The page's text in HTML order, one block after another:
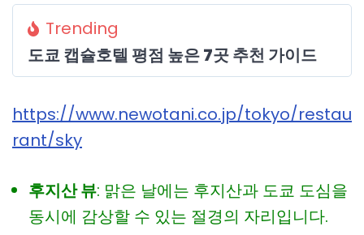
Trending
도쿄 캡슐호텔 평점 높은 7곳 추천 가이드
https://www.newotani.co.jp/tokyo/restau
rant/sky
후지산 뷰: 맑은 날에는 후지산과 도쿄 도심을
동시에 감상할 수 있는 절경의 자리입니다.